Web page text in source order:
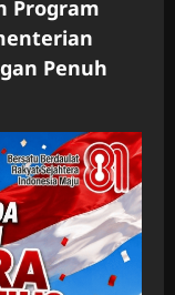
Program
Penuh